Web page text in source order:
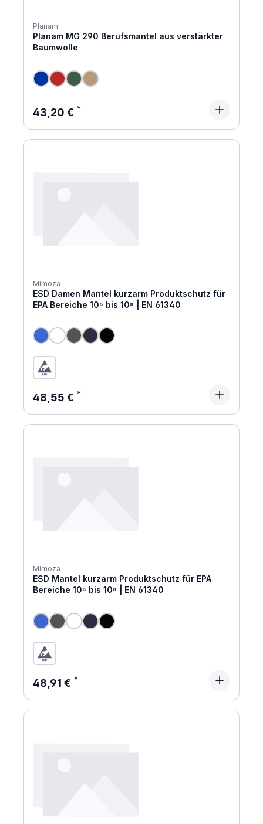
Planam
Planam MG 290 Berufsmantel aus verstärkter
Baumwolle
Regulärer Preis:
43,20 €
Mimoza
ESD Damen Mantel kurzarm Produktschutz für
EPA Bereiche 10⁵ bis 10⁸ | EN 61340
Regulärer Preis:
48,55 €
Mimoza
ESD Mantel kurzarm Produktschutz für EPA
Bereiche 10⁵ bis 10⁸ | EN 61340
Regulärer Preis:
48,91 €